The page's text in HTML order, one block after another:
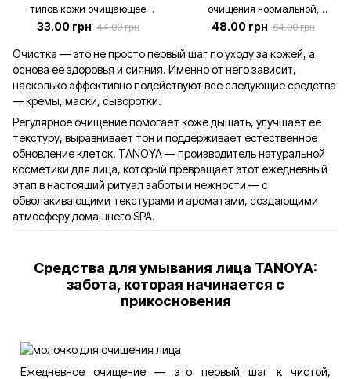
типов кожи очищающее
(тестер), 4 мл
33.00 грн 44.00 грн
очищения нормальной,
комбинированной, жирной
кожи - 7 мл (тестер)
48.00 грн 64.00 грн
Очистка — это не просто первый шаг по уходу за кожей, а
основа ее здоровья и сияния. Именно от него зависит,
насколько эффективно подействуют все следующие средства
— кремы, маски, сыворотки.
Регулярное очищение помогает коже дышать, улучшает ее
текстуру, выравнивает тон и поддерживает естественное
обновление клеток. TANOYA — производитель натуральной
косметики для лица, который превращает этот ежедневный
этап в настоящий ритуал заботы и нежности — с
обволакивающими текстурами и ароматами, создающими
атмосферу домашнего SPA.
Средства для умывания лица TANOYA:
забота, которая начинается с
прикосновения
Ежедневное очищение — это первый шаг к чистой,